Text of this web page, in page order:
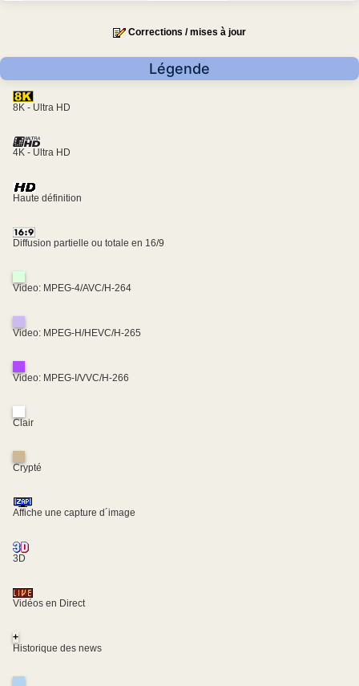
Corrections / mises à jour
Légende
8K - Ultra HD
4K - Ultra HD
Haute définition
Diffusion partielle ou totale en 16/9
Video: MPEG-4/AVC/H-264
Video: MPEG-H/HEVC/H-265
Video: MPEG-I/VVC/H-266
Clair
Crypté
Affiche une capture d´image
3D
Vidéos en Direct
+
Historique des news